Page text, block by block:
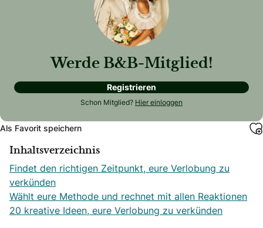
Werde B&B-Mitglied!
Registrieren
Schon Mitglied? Hier einloggen
Als Favorit speichern
Inhaltsverzeichnis
Findet den richtigen Zeitpunkt, eure Verlobung zu
verkünden
Wählt eure Methode und rechnet mit allen Reaktionen
20 kreative Ideen, eure Verlobung zu verkünden